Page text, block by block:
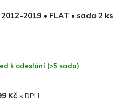
2019 • FLAT • sada 2 ks
k odeslání (>5 sada)
Kč